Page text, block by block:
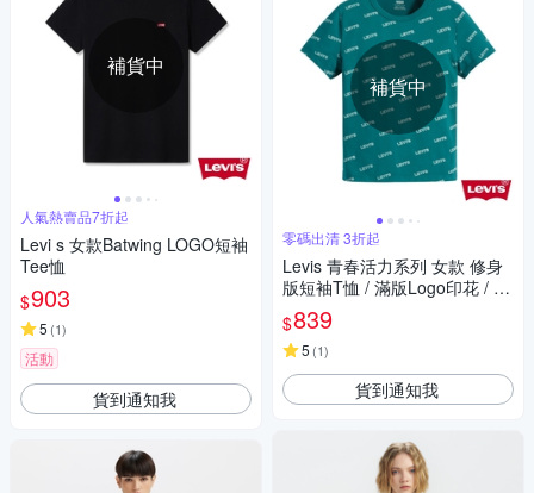
補貨中
人氣熱賣品7折起
Levi s 女款Batwing LOGO短袖
Tee恤
$903
5 (1)
活動
貨到通知我
補貨中
零碼出清 3折起
Levis 青春活力系列 女款 修身
版短袖T恤 / 滿版Logo印花 / 彈
性布料 瑪瑙綠
$839
5 (1)
貨到通知我